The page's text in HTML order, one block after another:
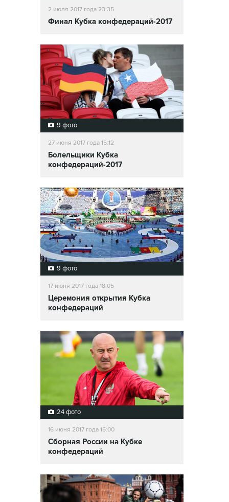
2 июля 2017 года 23:35
Финал Кубка конфедераций-2017
9 фото
27 июня 2017 года 15:12
Болельщики Кубка
конфедераций-2017
9 фото
17 июня 2017 года 18:05
Церемония открытия Кубка
конфедераций
24 фото
16 июня 2017 года 15:00
Сборная России на Кубке
конфедераций